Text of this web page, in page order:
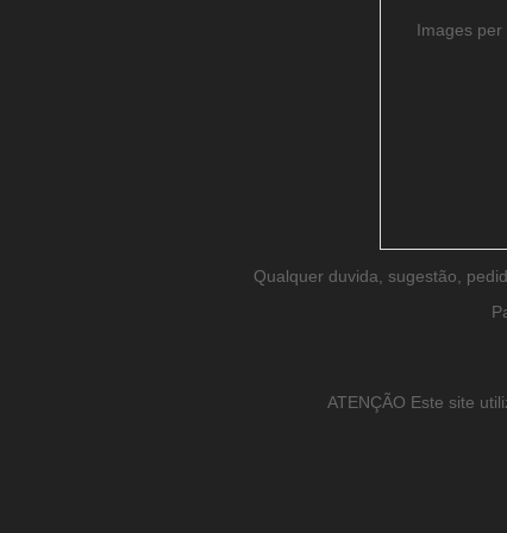
Images per
Qualquer duvida, sugestão,
ATENÇÃO Este site